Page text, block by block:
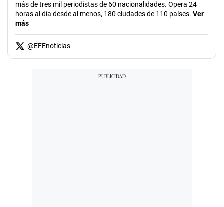
más de tres mil periodistas de 60 nacionalidades. Opera 24
horas al día desde al menos, 180 ciudades de 110 países. Ver
más
@EFEnoticias